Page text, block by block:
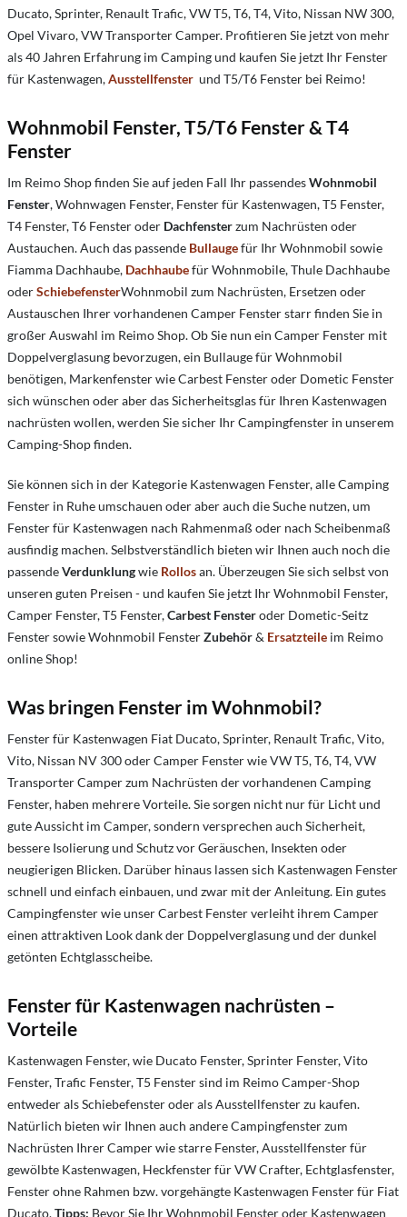
Ducato, Sprinter, Renault Trafic, VW T5, T6, T4, Vito, Nissan NW 300,
Opel Vivaro, VW Transporter Camper. Profitieren Sie jetzt von mehr
als 40 Jahren Erfahrung im Camping und kaufen Sie jetzt Ihr Fenster
für Kastenwagen,Ausstellfenster und T5/T6 Fenster bei Reimo!
Wohnmobil Fenster, T5/T6 Fenster & T4
Fenster
Im Reimo Shop finden Sie auf jeden Fall Ihr passendesWohnmobil
Fenster, Wohnwagen Fenster, Fenster für Kastenwagen, T5 Fenster,
T4 Fenster, T6 Fenster oder Dachfensterzum Nachrüsten oder
Austauchen. Auch das passende Bullaugefür Ihr Wohnmobil sowie
Fiamma Dachhaube, Dachhaubefür Wohnmobile, Thule Dachhaube
oderSchiebefensterWohnmobil zum Nachrüsten, Ersetzen oder
Austauschen Ihrer vorhandenen Camper Fenster starr finden Sie in
großer Auswahl im Reimo Shop. Ob Sie nun ein Camper Fenster mit
Doppelverglasung bevorzugen, ein Bullauge für Wohnmobil
benötigen, Markenfenster wie Carbest Fenster oder Dometic Fenster
sich wünschen oder aber das Sicherheitsglas für Ihren Kastenwagen
nachrüsten wollen, werden Sie sicher Ihr Campingfenster in unserem
Camping-Shop finden.
Sie können sich in der Kategorie Kastenwagen Fenster, alle Camping
Fenster in Ruhe umschauen oder aber auch die Suche nutzen, um
Fenster für Kastenwagen nach Rahmenmaß oder nach Scheibenmaß
ausfindig machen. Selbstverständlich bieten wir Ihnen auch noch die
passendeVerdunklungwie Rollosan. Überzeugen Sie sich selbst von
unseren guten Preisen - und kaufen Sie jetzt Ihr Wohnmobil Fenster,
Camper Fenster, T5 Fenster,Carbest Fensteroder Dometic-Seitz
Fenster sowie Wohnmobil FensterZubehör& Ersatzteile im Reimo
online Shop!
Was bringen Fenster im Wohnmobil?
Fenster für Kastenwagen Fiat Ducato, Sprinter, Renault Trafic, Vito,
Vito, Nissan NV 300 oder Camper Fenster wie VW T5, T6, T4, VW
Transporter Camper zum Nachrüsten der vorhandenen Camping
Fenster, haben mehrere Vorteile. Sie sorgen nicht nur für Licht und
gute Aussicht im Camper, sondern versprechen auch Sicherheit,
bessere Isolierung und Schutz vor Geräuschen, Insekten oder
neugierigen Blicken. Darüber hinaus lassen sich Kastenwagen Fenster
schnell und einfach einbauen, und zwar mit der Anleitung. Ein gutes
Campingfenster wie unser Carbest Fenster verleiht ihrem Camper
einen attraktiven Look dank der Doppelverglasung und der dunkel
getönten Echtglasscheibe.
Fenster für Kastenwagen nachrüsten –
Vorteile
Kastenwagen Fenster, wie Ducato Fenster, Sprinter Fenster, Vito
Fenster, Trafic Fenster, T5 Fenster sind im Reimo Camper-Shop
entweder als Schiebefenster oder als Ausstellfenster zu kaufen.
Natürlich bieten wir Ihnen auch andere Campingfenster zum
Nachrüsten Ihrer Camper wie starre Fenster, Ausstellfenster für
gewölbte Kastenwagen, Heckfenster für VW Crafter, Echtglasfenster,
Fenster ohne Rahmen bzw. vorgehängte Kastenwagen Fenster für Fiat
Ducato.Tipps: Bevor Sie Ihr Wohnmobil Fenster oder Kastenwagen